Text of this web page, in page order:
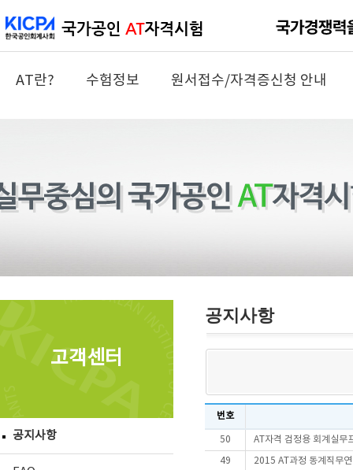
AT란? 수험정보 원서접수/자격증신청 안내
고객센터
공지사항
공지사항
번호
50 AT자격 검정용 회계실무
49 2015 AT과정 동계직무